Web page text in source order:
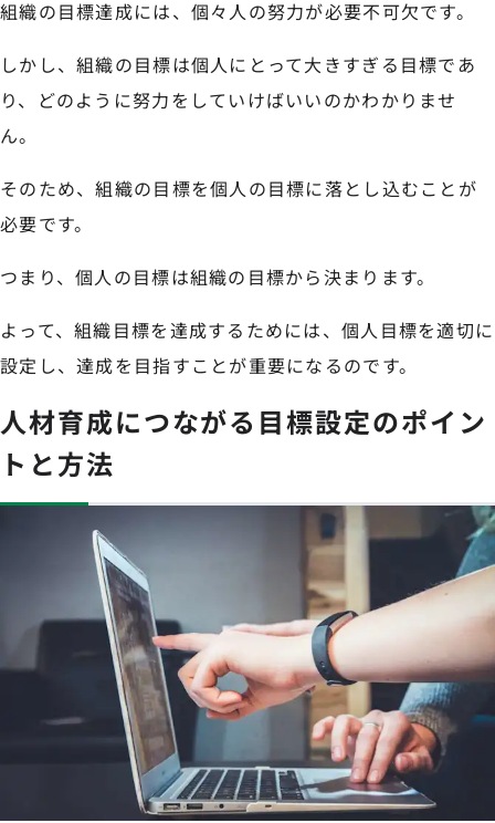
組織の目標達成には、個々人の努力が必要不可欠です。
しかし、組織の目標は個人にとって大きすぎる目標であ
り、どのように努力をしていけばいいのかわかりませ
ん。
そのため、組織の目標を個人の目標に落とし込むことが
必要です。
つまり、個人の目標は組織の目標から決まります。
よって、組織目標を達成するためには、個人目標を適切に
設定し、達成を目指すことが重要になるのです。
人材育成につながる目標設定のポイン
トと方法